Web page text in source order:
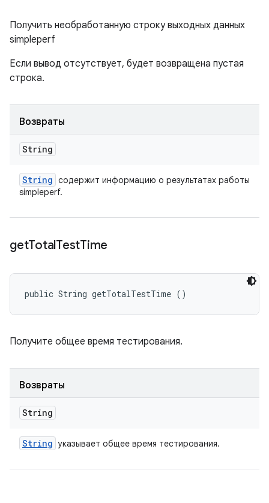
Получить необработанную строку выходных данных
simpleperf
Если вывод отсутствует, будет возвращена пустая
строка.
Возвраты
String
String содержит информацию о результатах работы
simpleperf.
getTotalTestTime
public String getTotalTestTime ()
Получите общее время тестирования.
Возвраты
String
String указывает общее время тестирования.